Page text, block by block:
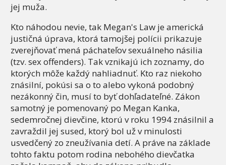
jej muža.
Kto náhodou nevie, tak Megan's Law je americká
justičná úprava, ktorá tamojšej polícii prikazuje
zverejňovať mená páchateľov sexuálneho násilia
(tzv. sex offenders). Tak vznikajú ich zoznamy, do
ktorých môže každý nahliadnuť. Kto raz niekoho
znásilní, pokúsi sa o to alebo vykoná podobný
nezákonný čin, musí to byť dohľadateľné. Zákon
samotný je pomenovaný po Megan Kanka,
sedemročnej dievčine, ktorú v roku 1994 znásilnil a
zavraždil jej sused, ktorý bol už v minulosti
usvedčený zo zneužívania detí. A práve na základe
tohto faktu potom rodina nebohého dievčatka